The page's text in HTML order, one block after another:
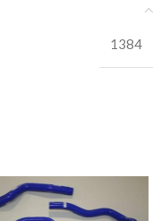
1384